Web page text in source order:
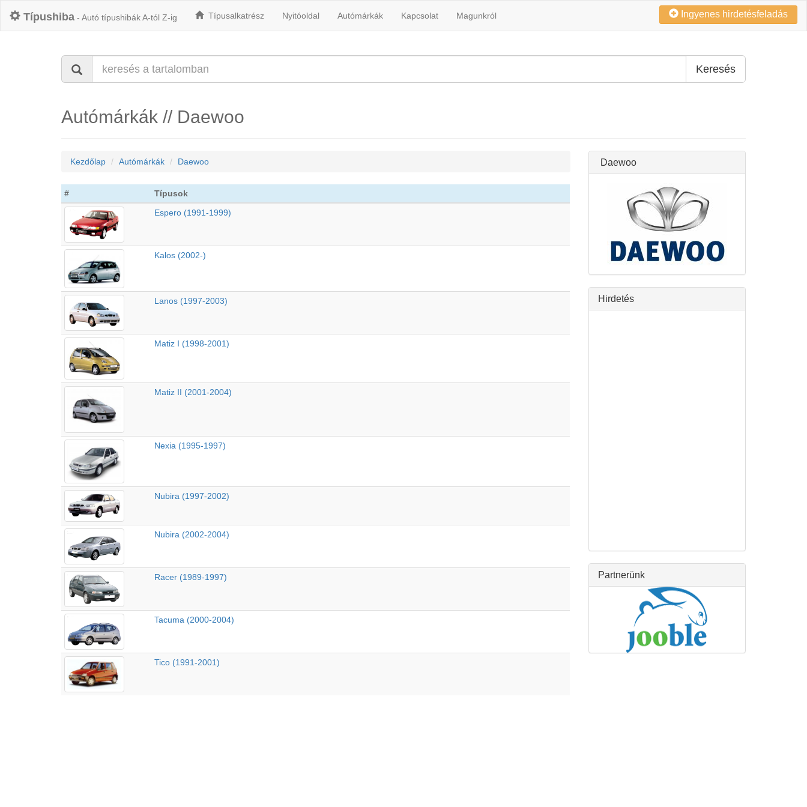
Típushiba - Autó típushibák A-tól Z-ig Típusalkatrész Nyitóoldal Autómárkák Kapcsolat Magunkról Ingyenes hirdetésfeladás
Keresés
Autómárkák // Daewoo
Kezdőlap Autómárkák Daewoo
#
Típusok
Espero (1991-1999)
Kalos (2002-)
Lanos (1997-2003)
Matiz I (1998-2001)
Matiz II (2001-2004)
Nexia (1995-1997)
Nubira (1997-2002)
Nubira (2002-2004)
Racer (1989-1997)
Tacuma (2000-2004)
Tico (1991-2001)
Daewoo
Hirdetés
Partnerünk